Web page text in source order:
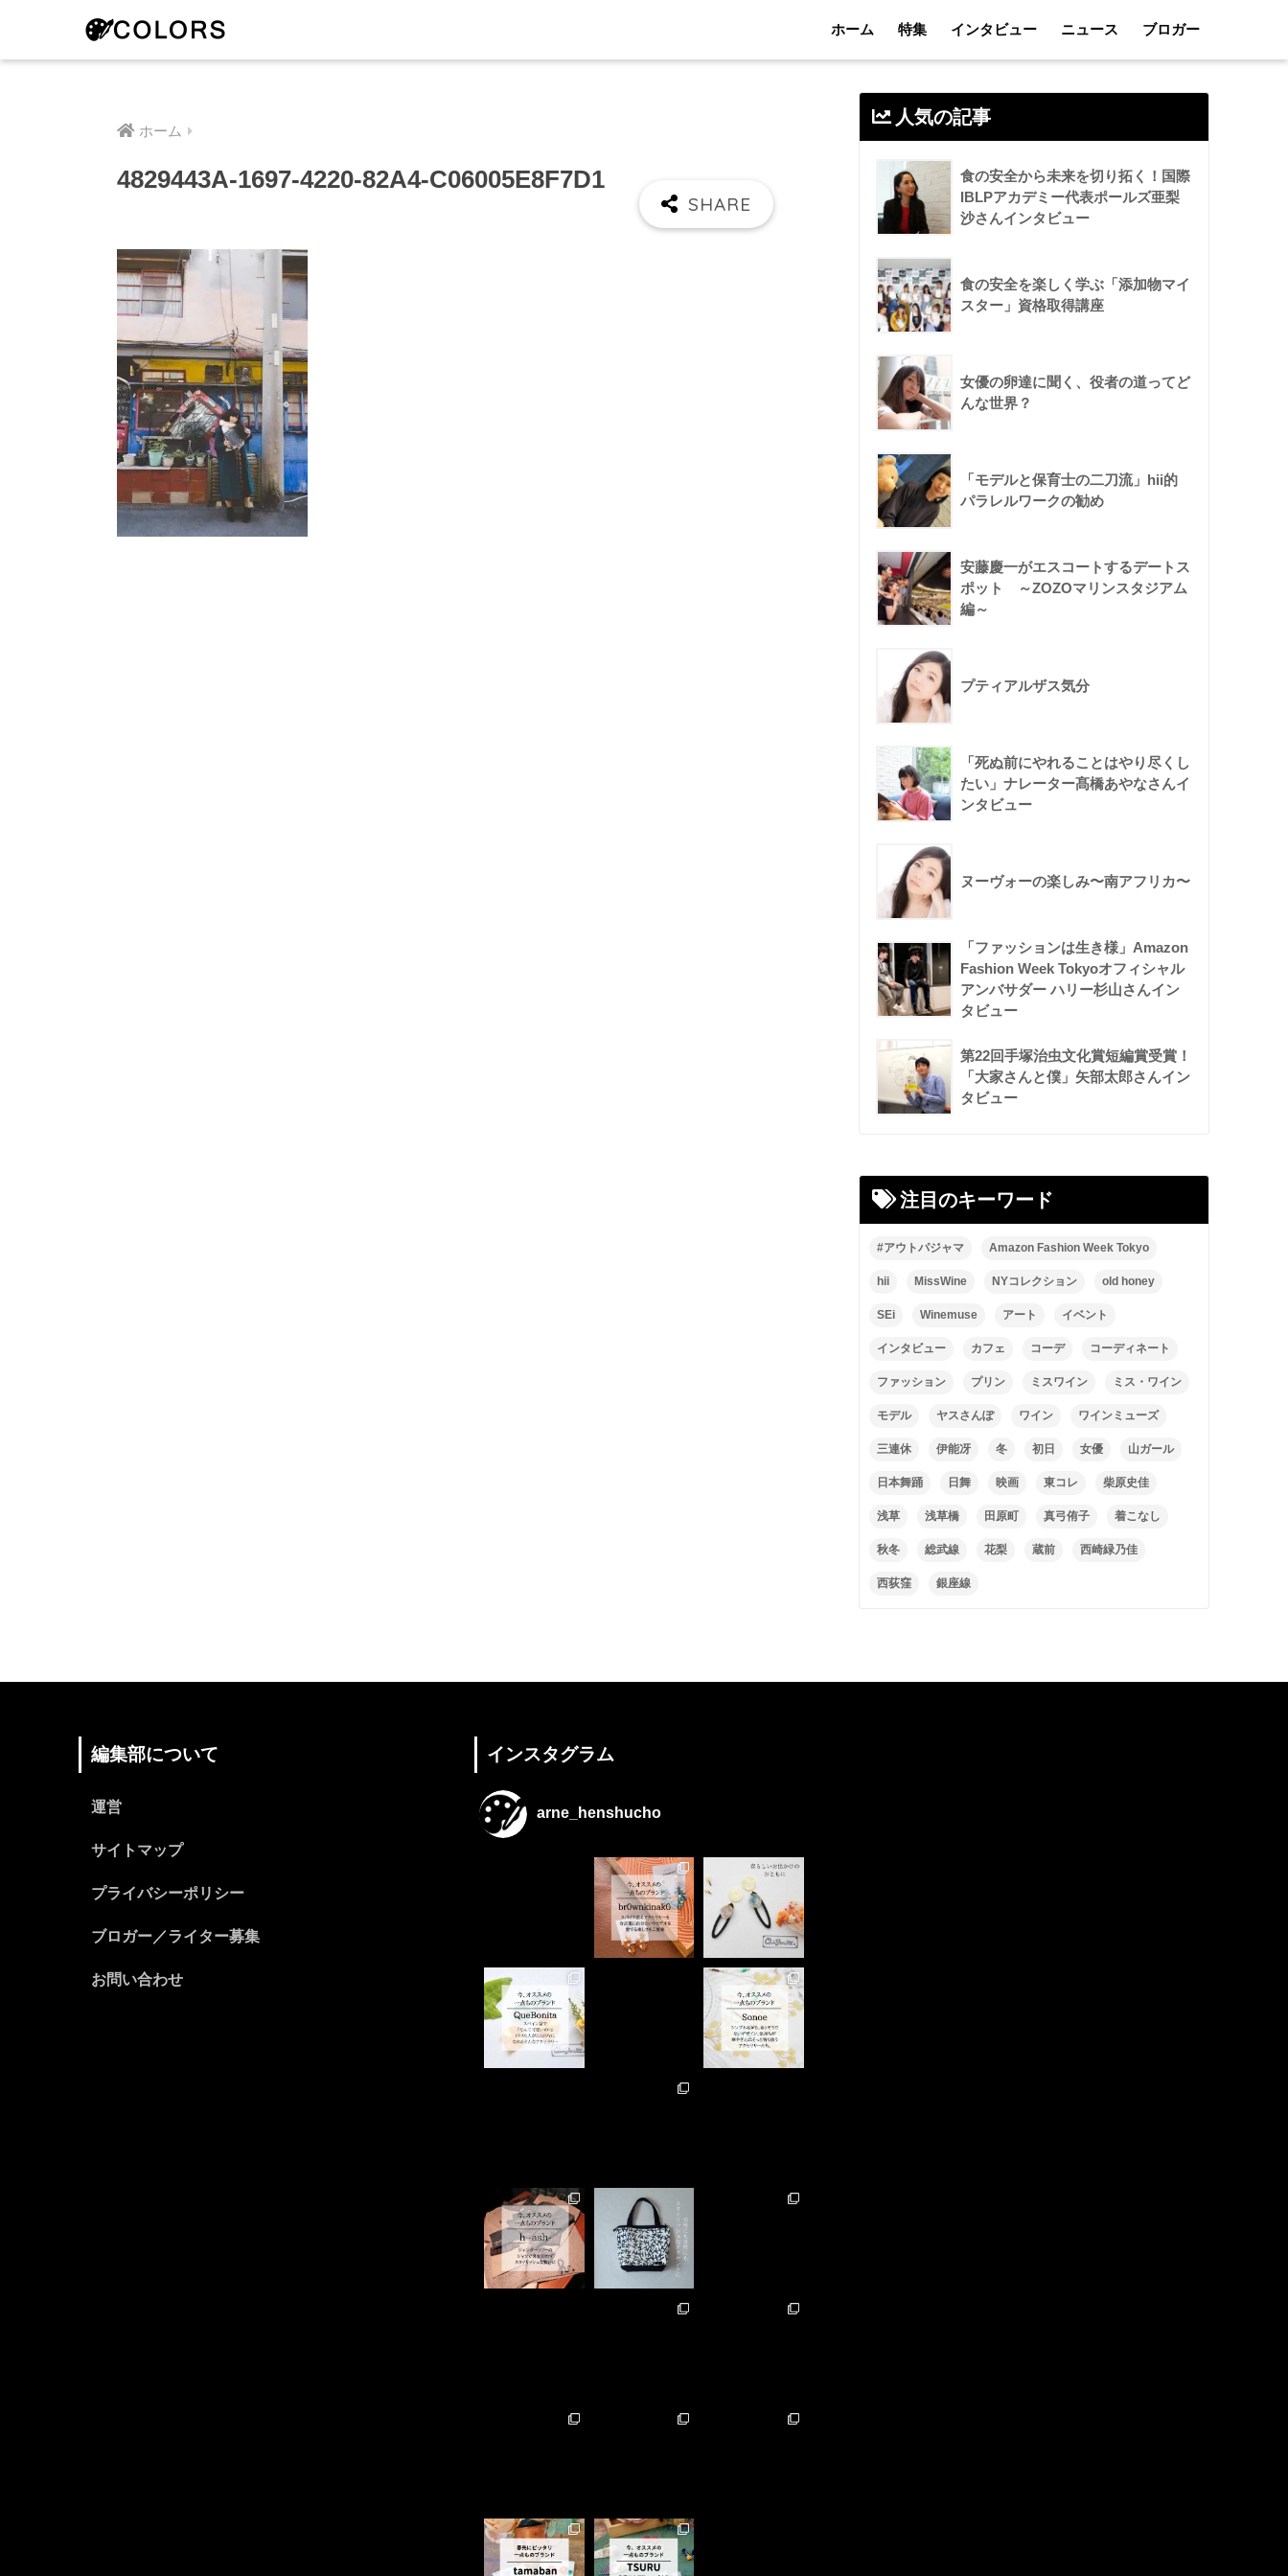
ホーム 特集 インタビュー ニュース ブロガー
ホーム
4829443A-1697-4220-82A4-C06005E8F7D1
人気の記事
食の安全から未来を切り拓く！国際
IBLPアカデミー代表ポールズ亜梨
沙さんインタビュー
食の安全を楽しく学ぶ「添加物マイ
スター」資格取得講座
女優の卵達に聞く、役者の道ってど
んな世界？
「モデルと保育士の二刀流」hii的
パラレルワークの勧め
安藤慶一がエスコートするデートス
ポット ～ZOZOマリンスタジアム
編～
プティアルザス気分
「死ぬ前にやれることはやり尽くし
たい」ナレーター髙橋あやなさんイ
ンタビュー
ヌーヴォーの楽しみ〜南アフリカ〜
「ファッションは生き様」Amazon
Fashion Week Tokyoオフィシャル
アンバサダー ハリー杉山さんイン
タビュー
第22回手塚治虫文化賞短編賞受賞！
「大家さんと僕」矢部太郎さんイン
タビュー
注目のキーワード
#アウトパジャマ Amazon Fashion Week Tokyo
hii MissWine NYコレクション old honey
SEi Winemuse アート イベント
インタビュー カフェ コーデ コーディネート
ファッション プリン ミスワイン ミス・ワイン
モデル ヤスさんぽ ワイン ワインミューズ
三連休 伊能冴 冬 初日 女優 山ガール
日本舞踊 日舞 映画 東コレ 柴原史佳
浅草 浅草橋 田原町 真弓侑子 着こなし
秋冬 総武線 花梨 蔵前 西崎緑乃佳
西荻窪 銀座線
編集部について
運営
サイトマップ
プライバシーポリシー
ブロガー／ライター募集
お問い合わせ
インスタグラム
arne_henshucho